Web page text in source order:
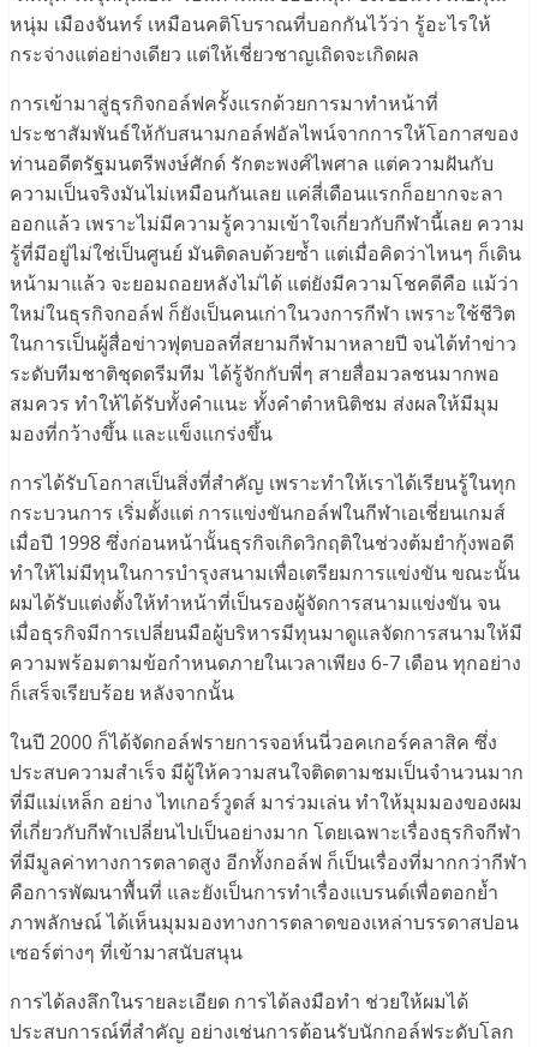
หนุ่ม เมืองจันทร์ เหมือนคติโบราณที่บอกกันไว้ว่า รู้อะไรให้
กระจ่างแต่อย่างเดียว แต่ให้เชี่ยวชาญเถิดจะเกิดผล
การเข้ามาสู่ธุรกิจกอล์ฟครั้งแรกด้วยการมาทำหน้าที่
ประชาสัมพันธ์ให้กับสนามกอล์ฟอัลไพน์จากการให้โอกาสของ
ท่านอดีตรัฐมนตรีพงษ์ศักด์ รักตะพงศ์ไพศาล แต่ความฝันกับ
ความเป็นจริงมันไม่เหมือนกันเลย แค่สี่เดือนแรกก็อยากจะลา
ออกแล้ว เพราะไม่มีความรู้ความเข้าใจเกี่ยวกับกีฬานี้เลย ความ
รู้ที่มีอยู่ไม่ใช่เป็นศูนย์ มันติดลบด้วยซ้ำ แต่เมื่อคิดว่าไหนๆ ก็เดิน
หน้ามาแล้ว จะยอมถอยหลังไม่ได้ แต่ยังมีความโชคดีคือ แม้ว่า
ใหม่ในธุรกิจกอล์ฟ ก็ยังเป็นคนเก่าในวงการกีฬา เพราะใช้ชีวิต
ในการเป็นผู้สื่อข่าวฟุตบอลที่สยามกีฬามาหลายปี จนได้ทำข่าว
ระดับทีมชาติชุดดรีมทีม ได้รู้จักกับพี่ๆ สายสื่อมวลชนมากพอ
สมควร ทำให้ได้รับทั้งคำแนะ ทั้งคำตำหนิติชม ส่งผลให้มีมุม
มองที่กว้างขึ้น และแข็งแกร่งขึ้น
การได้รับโอกาสเป็นสิ่งที่สำคัญ เพราะทำให้เราได้เรียนรู้ในทุก
กระบวนการ เริ่มตั้งแต่ การแข่งขันกอล์ฟในกีฬาเอเชี่ยนเกมส์
เมื่อปี 1998 ซึ่งก่อนหน้านั้นธุรกิจเกิดวิกฤติในช่วงต้มยำกุ้งพอดี
ทำให้ไม่มีทุนในการบำรุงสนามเพื่อเตรียมการแข่งขัน ขณะนั้น
ผมได้รับแต่งตั้งให้ทำหน้าที่เป็นรองผู้จัดการสนามแข่งขัน จน
เมื่อธุรกิจมีการเปลี่ยนมือผู้บริหารมีทุนมาดูแลจัดการสนามให้มี
ความพร้อมตามข้อกำหนดภายในเวลาเพียง 6-7 เดือน ทุกอย่าง
ก็เสร็จเรียบร้อย หลังจากนั้น
ในปี 2000 ก็ได้จัดกอล์ฟรายการจอห์นนี่วอคเกอร์คลาสิค ซึ่ง
ประสบความสำเร็จ มีผู้ให้ความสนใจติดตามชมเป็นจำนวนมาก
ที่มีแม่เหล็ก อย่าง ไทเกอร์วูดส์ มาร่วมเล่น ทำให้มุมมองของผม
ที่เกี่ยวกับกีฬาเปลี่ยนไปเป็นอย่างมาก โดยเฉพาะเรื่องธุรกิจกีฬา
ที่มีมูลค่าทางการตลาดสูง อีกทั้งกอล์ฟ ก็เป็นเรื่องที่มากกว่ากีฬา
คือการพัฒนาพื้นที่ และยังเป็นการทำเรื่องแบรนด์เพื่อตอกย้ำ
ภาพลักษณ์ ได้เห็นมุมมองทางการตลาดของเหล่าบรรดาสปอน
เซอร์ต่างๆ ที่เข้ามาสนับสนุน
การได้ลงลึกในรายละเอียด การได้ลงมือทำ ช่วยให้ผมได้
ประสบการณ์ที่สำคัญ อย่างเช่นการต้อนรับนักกอล์ฟระดับโลก